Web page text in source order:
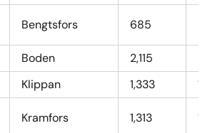
Bengtsfors 685
Boden 2,115
Klippan 1,333
Kramfors 1,313